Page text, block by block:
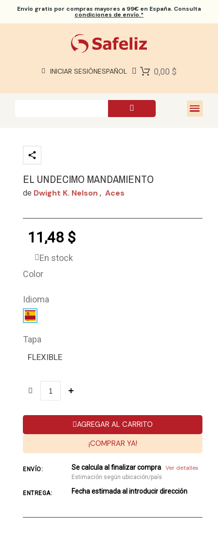
Envío gratis por compras mayores a 99€ en España. Consulta
condiciones de envío.*
INICIAR SESIÓNESPAÑOL 0,00 $
EL UNDECIMO MANDAMIENTO
de Dwight K. Nelson , Aces
11,48 $
En stock
Color
Idioma
Tapa
FLEXIBLE
AGREGAR AL CARRITO
¡COMPRAR YA!
ENVÍO: Se calcula al finalizar compra Ver detalles
Estimación según ubicación/país
ENTREGA: Fecha estimada al introducir dirección